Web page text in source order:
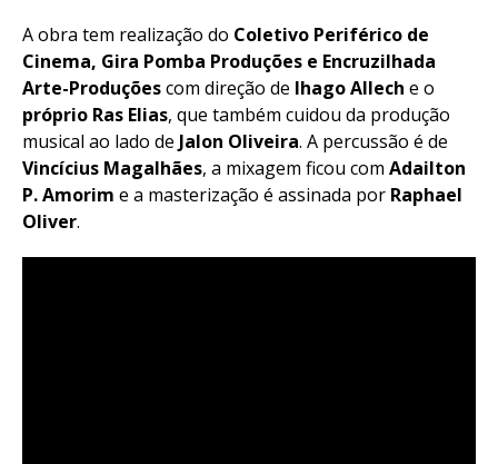
A obra tem realização do Coletivo Periférico de
Cinema, Gira Pomba Produções e Encruzilhada
Arte-Produçõescom direção de Ihago Allech e o
próprio Ras Elias, que também cuidou da produção
musical ao lado de Jalon Oliveira. A percussão é de
Vincícius Magalhães, a mixagem ficou com Adailton
P. Amorim e a masterização é assinada por Raphael
Oliver.